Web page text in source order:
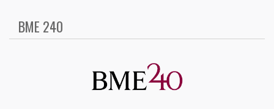
BME 240